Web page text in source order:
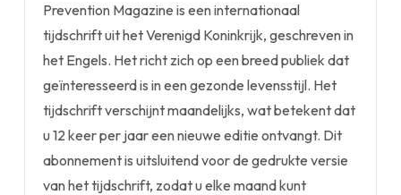
Prevention Magazine is een internationaal
tijdschrift uit het Verenigd Koninkrijk, geschreven in
het Engels. Het richt zich op een breed publiek dat
geïnteresseerd is in een gezonde levensstijl. Het
tijdschrift verschijnt maandelijks, wat betekent dat
u 12 keer per jaar een nieuwe editie ontvangt. Dit
abonnement is uitsluitend voor de gedrukte versie
van het tijdschrift, zodat u elke maand kunt